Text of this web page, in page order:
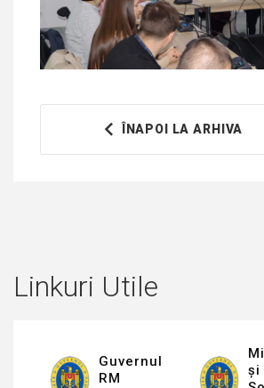
ÎNAPOI LA ARHIVA
Linkuri Utile
Ministerul Muncii
și Protecției